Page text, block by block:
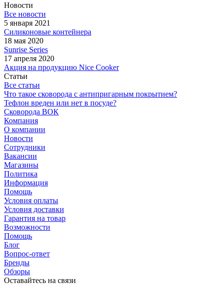
Новости
Все новости
5 января 2021
Силиконовые контейнера
18 мая 2020
Sunrise Series
17 апреля 2020
Акция на продукцию Nice Cooker
Статьи
Все статьи
Что такое сковорода с антипригарным покрытием?
Тефлон вреден или нет в посуде?
Сковорода ВОК
Компания
О компании
Новости
Сотрудники
Вакансии
Магазины
Политика
Информация
Помощь
Условия оплаты
Условия доставки
Гарантия на товар
Возможности
Помощь
Блог
Вопрос-ответ
Бренды
Обзоры
Оставайтесь на связи